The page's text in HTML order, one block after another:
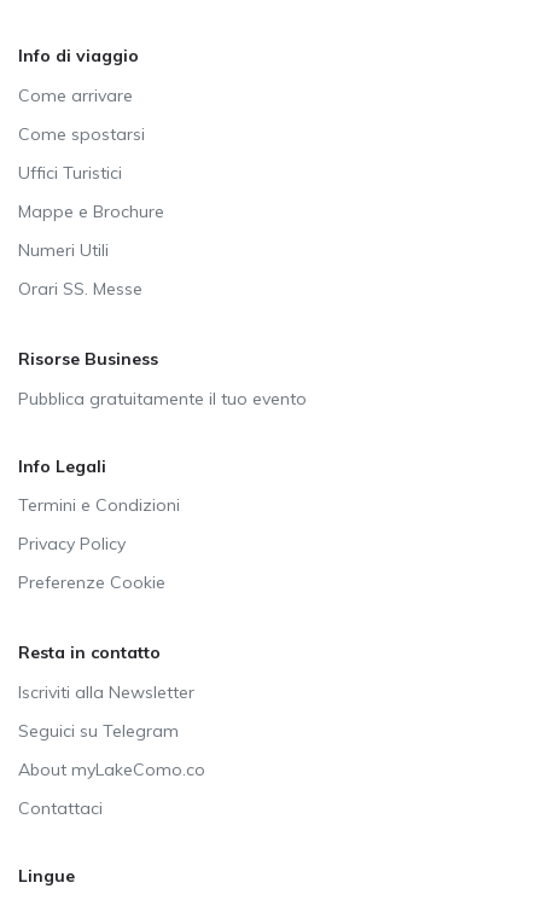
Info di viaggio
Come arrivare
Come spostarsi
Uffici Turistici
Mappe e Brochure
Numeri Utili
Orari SS. Messe
Risorse Business
Pubblica gratuitamente il tuo evento
Info Legali
Termini e Condizioni
Privacy Policy
Preferenze Cookie
Resta in contatto
Iscriviti alla Newsletter
Seguici su Telegram
About myLakeComo.co
Contattaci
Lingue